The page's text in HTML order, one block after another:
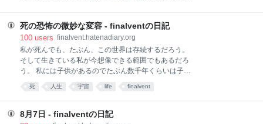
カレーを作る。このところ、さらっとカレーを作るこ
とがある。ルーを使わないカレー作りもだんだん慣れ
てきた。
しい。もっと率直に言うと、私はなんとなく人に知識
をよく教えるような人っぽいが、実際には、教師とか
にとてもむかない。教える人ではないのだと自覚して
いる。教師たるにはなにかが欠損しているのである。
ただ、Acimのいう教師とは、教える教師というのは少
るところ、Acimの体型というのは、一人の狂気の女性
の真理を生きた人によって伝えら
死の恐怖の微妙な変容 - finalventの日記
100 users finalvent.hatenadiary.org
私が死んでも、たぶん、この世界は存続するだろう。
そして生きている私が今想像できる範囲でもあるだろ
う。 私には子供があるのでたぶん数千年くらいは子孫
があるんじゃないかと思う。 それでも宇宙の瞬きに地
球は滅びる。生命はそれ自体が夢であったかのよう
んど無限に近い無が支配するだろう。 諸存在は、おそ
死 人生 宇宙 life finalvent
8月7日 - finalventの日記